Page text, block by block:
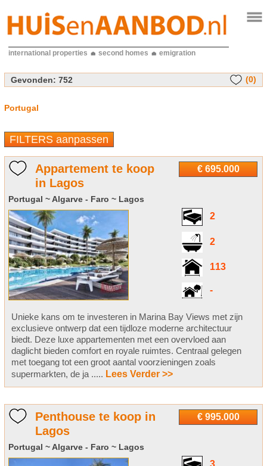
international properties second homes emigration
Gevonden: 752 (0)
Portugal
FILTERS aanpassen
€ 695.000
Appartement te koop
in Lagos
Portugal ~ Algarve - Faro ~ Lagos
2
2
113
-
Unieke kans om te investeren in Marina Bay Views met zijn
exclusieve ontwerp dat een tijdloze moderne architectuur
biedt. Deze luxe appartementen met een overvloed aan
daglicht bieden comfort en royale ruimtes. Centraal gelegen
met toegang tot een groot aantal voorzieningen zoals
supermarkten, de ja ..... Lees Verder >>
€ 995.000
Penthouse te koop in
Lagos
Portugal ~ Algarve - Faro ~ Lagos